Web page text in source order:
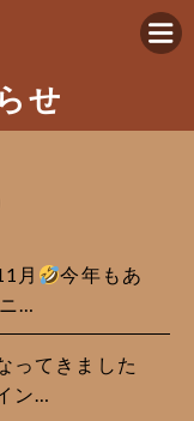
せ
月
今年もあ
…
ってきました
ン…